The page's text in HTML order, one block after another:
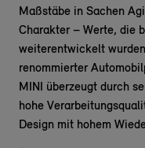
Maßstäbe in Sachen
Charakter – Werte, die
weiterentwickelt
renommierter
MINI überzeugt durch
hohe
Design mit hohem